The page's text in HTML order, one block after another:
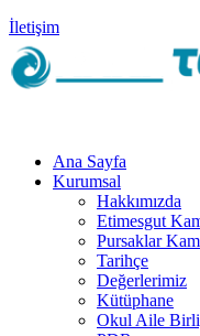
İletişim
Ana Sayfa
Kurumsal
Hakkımızda
Etimesgut
Pursaklar
Tarihçe
Değerlerimiz
Kütüphane
Okul Aile